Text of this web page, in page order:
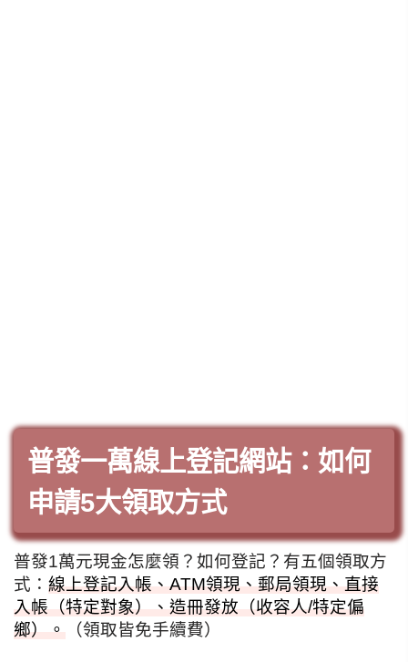
普發一萬線上登記網站：如何
申請5大領取方式
普發1萬元現金怎麼領？如何登記？有五個領取方
式： 線上登記入帳、ATM領現、郵局領現、直接
入帳（特定對象）、造冊發放（收容人/特定偏
鄉）。
（領取皆免手續費）